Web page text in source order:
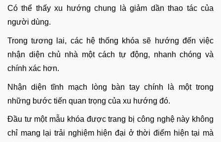
Có thể thấy xu hướng chung là giảm dần thao tác của
người dùng.
Trong tương lai, các hệ thống khóa sẽ hướng đến việc
nhận diện chủ nhà một cách tự động, nhanh chóng và
chính xác hơn.
Nhận diện tĩnh mạch lòng bàn tay chính là một trong
những bước tiến quan trọng của xu hướng đó.
Đầu tư một mẫu khóa được trang bị công nghệ này không
chỉ mang lại trải nghiệm hiện đại ở thời điểm hiện tại mà